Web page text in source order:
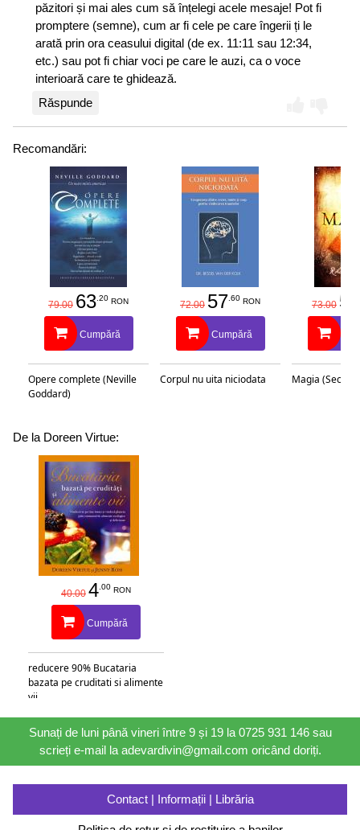
păzitori și mai ales cum să înțelegi acele mesaje! Pot fi
promptere (semne), cum ar fi cele pe care îngerii ți le
arată prin ora ceasului digital (de ex. 11:11 sau 12:34,
etc.) sau pot fi chiar voci pe care le auzi, ca o voce
interioară care te ghidează.
Răspunde
Recomandări:
79.00 63.20 RON
Cumpără
Opere complete (Neville
Goddard)
72.00 57.60 RON
Cumpără
Corpul nu uita niciodata
73.00 58
Magia
De la Doreen Virtue:
40.00 4.00 RON
Cumpără
reducere 90% Bucataria
bazata pe cruditati si alimente
vii
Sunați de luni până vineri între 9 și 19 la 0725 931 146 sau
scrieți e-mail la adevardivin@gmail.com oricând doriți.
Contact | Informații | Librăria